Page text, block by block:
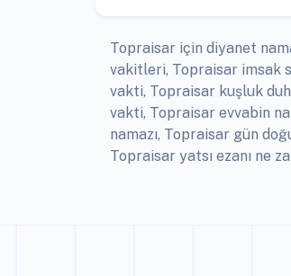
Topraisar için diyanet
vakitleri, Topraisar imsak
vakti, Topraisar kuşluk
vakti, Topraisar evvabin
namazı, Topraisar gün
Topraisar yatsı ezanı ne